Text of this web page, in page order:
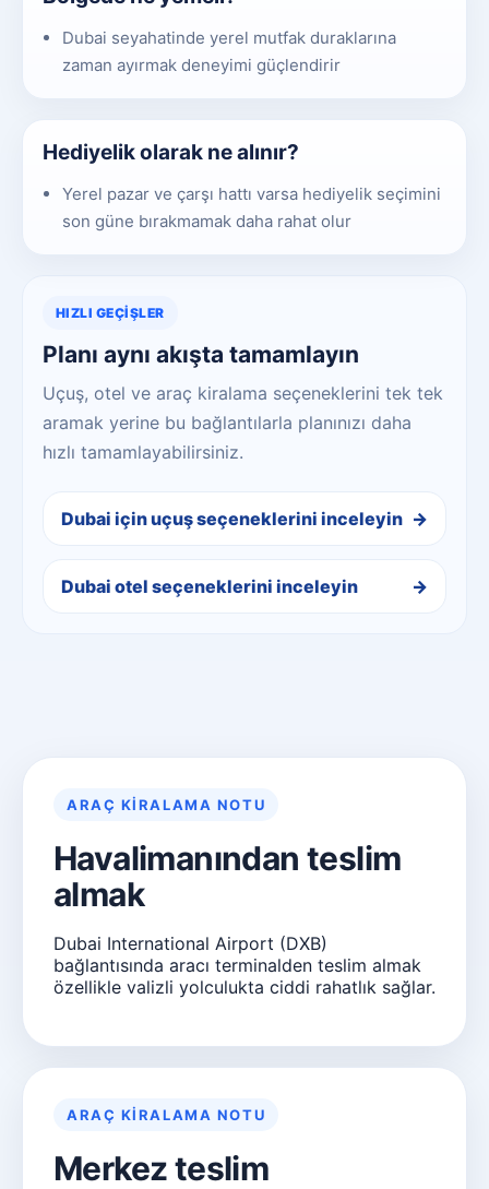
Dubai seyahatinde yerel mutfak duraklarına
zaman ayırmak deneyimi güçlendirir
Hediyelik olarak ne alınır?
Yerel pazar ve çarşı hattı varsa hediyelik seçimini
son güne bırakmamak daha rahat olur
HIZLI GEÇIŞLER
Planı aynı akışta tamamlayın
Uçuş, otel ve araç kiralama seçeneklerini tek tek
aramak yerine bu bağlantılarla planınızı daha
hızlı tamamlayabilirsiniz.
Dubai için uçuş seçeneklerini inceleyin
Dubai otel seçeneklerini inceleyin
ARAÇ KIRALAMA NOTU
Havalimanından teslim
almak
Dubai International Airport (DXB)
bağlantısında aracı terminalden teslim almak
özellikle valizli yolculukta ciddi rahatlık sağlar.
ARAÇ KIRALAMA NOTU
Merkez teslim